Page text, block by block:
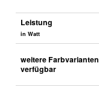
Leistung
in Watt
weitere Farbvarianten
verfügbar